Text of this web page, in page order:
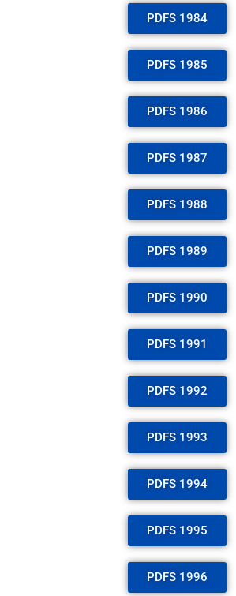
PDFS 1984
PDFS 1985
PDFS 1986
PDFS 1987
PDFS 1988
PDFS 1989
PDFS 1990
PDFS 1991
PDFS 1992
PDFS 1993
PDFS 1994
PDFS 1995
PDFS 1996